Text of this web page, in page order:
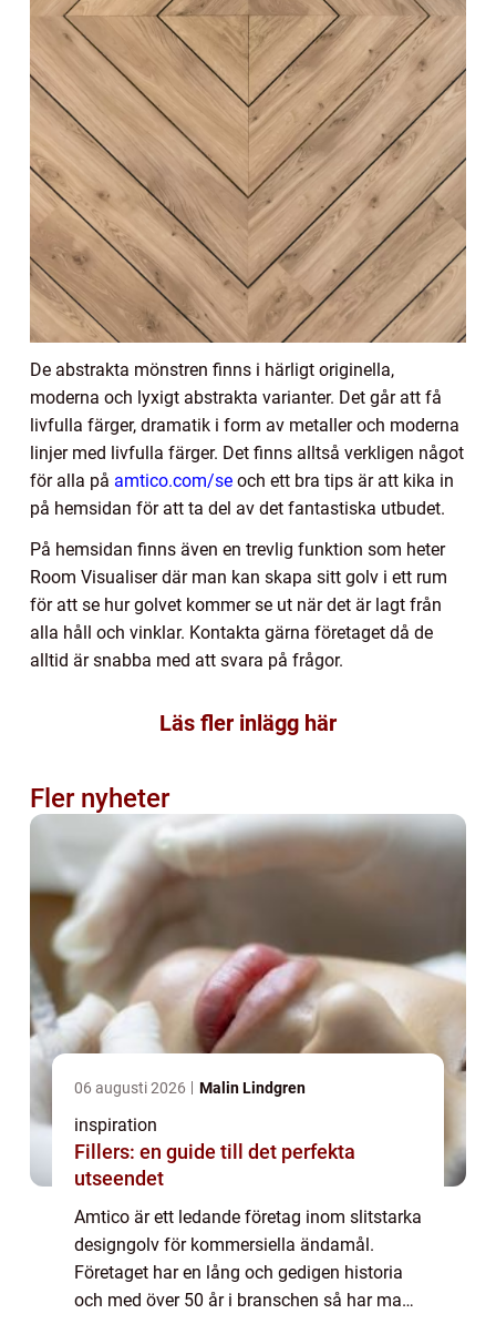
De abstrakta mönstren finns i härligt originella,
moderna och lyxigt abstrakta varianter. Det går att få
livfulla färger, dramatik i form av metaller och moderna
linjer med livfulla färger. Det finns alltså verkligen något
för alla på amtico.com/se och ett bra tips är att kika in
på hemsidan för att ta del av det fantastiska utbudet.
På hemsidan finns även en trevlig funktion som heter
Room Visualiser där man kan skapa sitt golv i ett rum
för att se hur golvet kommer se ut när det är lagt från
alla håll och vinklar. Kontakta gärna företaget då de
alltid är snabba med att svara på frågor.
Läs fler inlägg här
Fler nyheter
06 augusti 2026 Malin Lindgren
inspiration
Fillers: en guide till det perfekta
utseendet
Amtico är ett ledande företag inom slitstarka
designgolv för kommersiella ändamål.
Företaget har en lång och gedigen historia
och med över 50 år i branschen så har man